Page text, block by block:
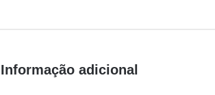
Informação adicional